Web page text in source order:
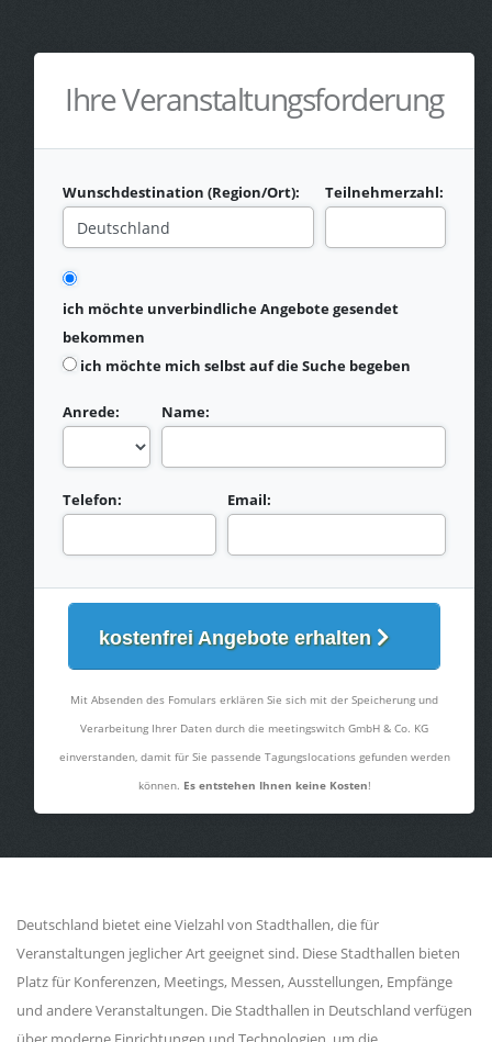
Ihre Veranstaltungsforderung
Wunschdestination (Region/Ort): Teilnehmerzahl:
ich möchte unverbindliche Angebote gesendet
bekommen
ich möchte mich selbst auf die Suche begeben
Anrede: Name:
Telefon: Email:
kostenfrei Angebote erhalten
Mit Absenden des Fomulars erklären Sie sich mit der Speicherung und
Verarbeitung Ihrer Daten durch die meetingswitch GmbH & Co. KG
einverstanden, damit für Sie passende Tagungslocations gefunden werden
können. Es entstehen Ihnen keine Kosten!
Deutschland bietet eine Vielzahl von Stadthallen, die für
Veranstaltungen jeglicher Art geeignet sind. Diese Stadthallen bieten
Platz für Konferenzen, Meetings, Messen, Ausstellungen, Empfänge
und andere Veranstaltungen. Die Stadthallen in Deutschland verfügen